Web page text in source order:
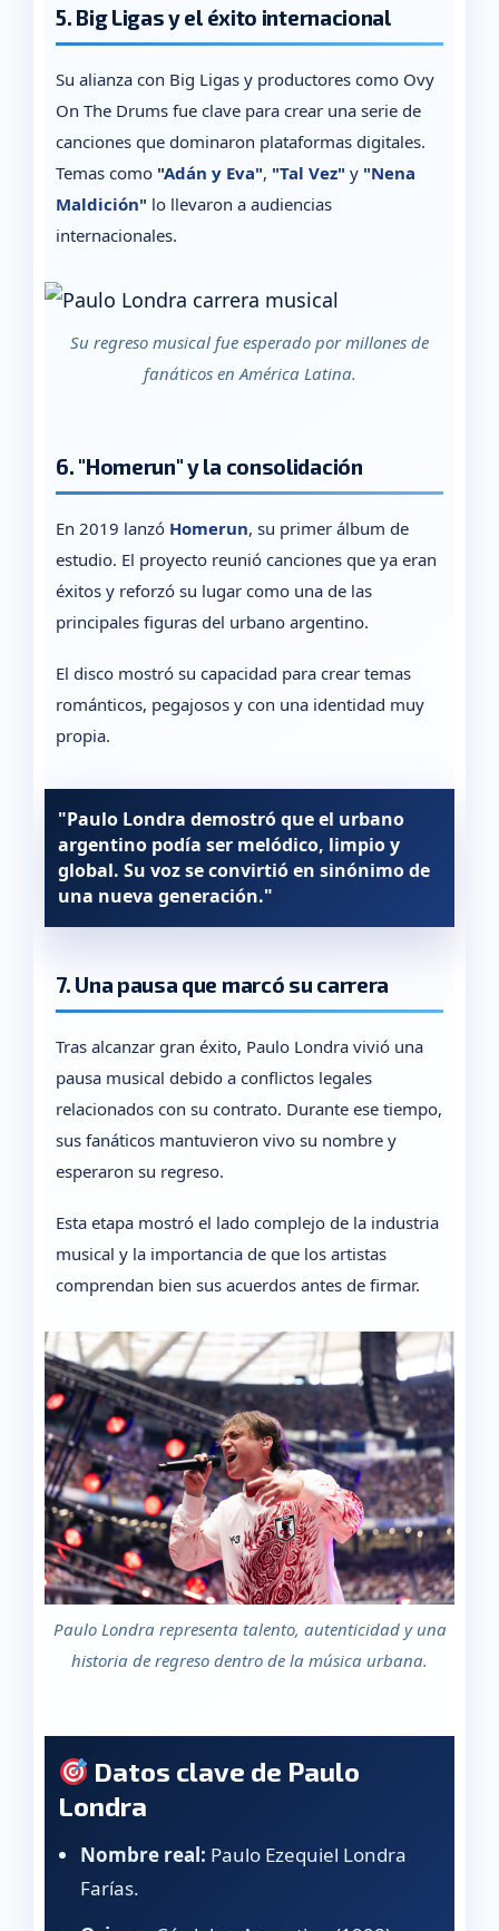
5. Big Ligas y el éxito internacional
Su alianza con Big Ligas y productores como Ovy
On The Drums fue clave para crear una serie de
canciones que dominaron plataformas digitales.
Temas como "Adán y Eva", "Tal Vez" y "Nena
Maldición" lo llevaron a audiencias
internacionales.
Su regreso musical fue esperado por millones de
fanáticos en América Latina.
6. "Homerun" y la consolidación
En 2019 lanzó Homerun, su primer álbum de
estudio. El proyecto reunió canciones que ya eran
éxitos y reforzó su lugar como una de las
principales figuras del urbano argentino.
El disco mostró su capacidad para crear temas
románticos, pegajosos y con una identidad muy
propia.
"Paulo Londra demostró que el urbano
argentino podía ser melódico, limpio y
global. Su voz se convirtió en sinónimo de
una nueva generación."
7. Una pausa que marcó su carrera
Tras alcanzar gran éxito, Paulo Londra vivió una
pausa musical debido a conflictos legales
relacionados con su contrato. Durante ese tiempo,
sus fanáticos mantuvieron vivo su nombre y
esperaron su regreso.
Esta etapa mostró el lado complejo de la industria
musical y la importancia de que los artistas
comprendan bien sus acuerdos antes de firmar.
Paulo Londra representa talento, autenticidad y una
historia de regreso dentro de la música urbana.
Datos clave de Paulo
Londra
Nombre real: Paulo Ezequiel Londra
Farías.